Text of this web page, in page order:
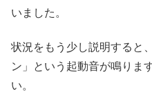
いました。
状況をもう少し説明すると
ン」という起動音が鳴りま
い。